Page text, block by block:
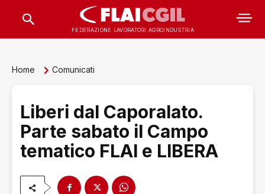
FEDERAZIONE LAVORATORI AGROINDUSTRIA
Home Comunicati
Liberi dal Caporalato.
Parte sabato il Campo
tematico FLAI e LIBERA